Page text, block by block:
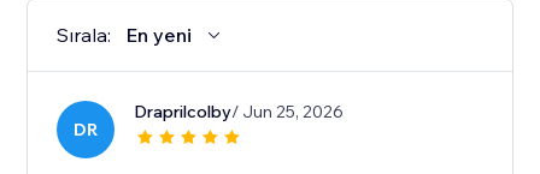
Sırala: En yeni
DR
Draprilcolby/ Jun 25, 2026